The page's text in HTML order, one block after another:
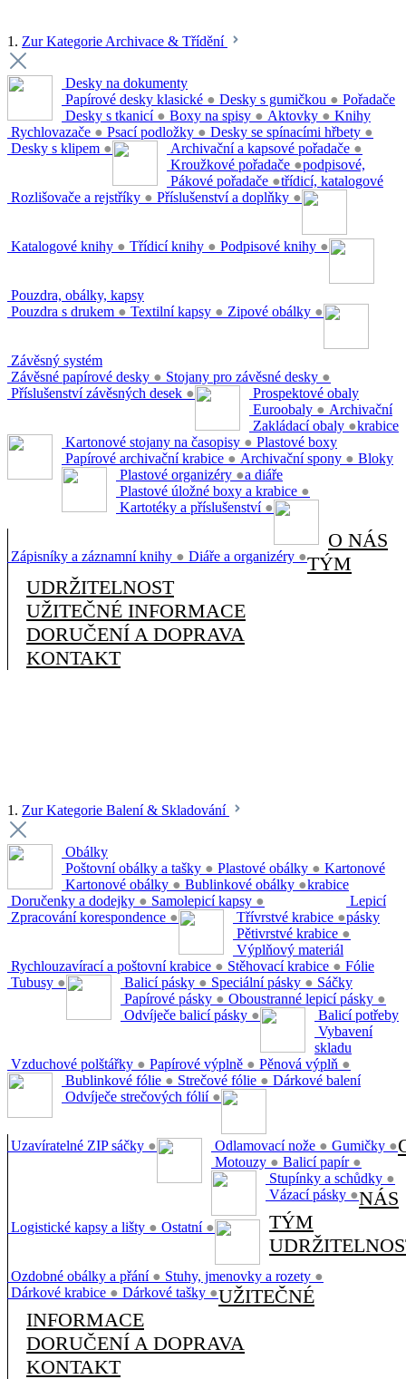
1. Zur Kategorie Archivace & Třídění
Desky na dokumenty
Papírové desky klasické ● Desky s gumičkou ●
Desky s tkanicí ● Boxy na spisy ● Aktovky ●
Rychlovazače ● Psací podložky ● Desky se spínacími hřbety ●
Desky s klipem ●
Pořadače
Archivační a kapsové pořadače ●
Kroužkové pořadače ●
Pákové pořadače ●
Rozlišovače a rejstříky ● Příslušenství a doplňky ●
Knihy
podpisové,
třídicí, katalogové
Katalogové knihy ● Třídicí knihy ● Podpisové knihy ●
Pouzdra, obálky, kapsy
Pouzdra s drukem ● Textilní kapsy ● Zipové obálky ●
Závěsný systém
Závěsné papírové desky ● Stojany pro závěsné desky ●
Příslušenství závěsných desek ●
Prospektové obaly
Euroobaly ●
Zakládací obaly ●
Archivační
krabice
Kartonové stojany na časopisy ●
Papírové archivační krabice ● Archivační spony ●
Plastové boxy
Plastové organizéry ●
Plastové úložné boxy a krabice ●
Kartotéky a příslušenství ●
Bloky
a diáře
Zápisníky a záznamní knihy ● Diáře a organizéry ●
O NÁS
TÝM
UDRŽITELNOST
UŽITEČNÉ INFORMACE
DORUČENÍ A DOPRAVA
KONTAKT
1. Zur Kategorie Balení & Skladování
Obálky
Poštovní obálky a tašky ● Plastové obálky ●
Kartonové obálky ● Bublinkové obálky ●
Doručenky a dodejky ● Samolepicí kapsy ●
Zpracování korespondence ●
Kartonové
krabice
Třívrstvé krabice ●
Pětivrstvé krabice ●
Rychlouzavírací a poštovní krabice ● Stěhovací krabice ●
Tubusy ●
Lepicí
pásky
Balicí pásky ● Speciální pásky ●
Papírové pásky ● Oboustranné lepicí pásky ●
Odvíječe balicí pásky ●
Výplňový materiál
Vzduchové polštářky ● Papírové výplně ● Pěnová výplň ●
Fólie
Bublinkové fólie ● Strečové fólie ●
Odvíječe strečových fólií ●
Sáčky
Uzavíratelné ZIP sáčky ●
Balicí potřeby
Odlamovací nože ● Gumičky ●
Motouzy ● Balicí papír ●
Vybavení
skladu
Stupínky a schůdky ●
Vázací pásky ●
Logistické kapsy a lišty ● Ostatní ●
Dárkové balení
Ozdobné obálky a přání ● Stuhy, jmenovky a rozety ●
Dárkové krabice ● Dárkové tašky ●
NÁS
TÝM
UŽITEČNÉ
INFORMACE
DORUČENÍ A DOPRAVA
KONTAKT